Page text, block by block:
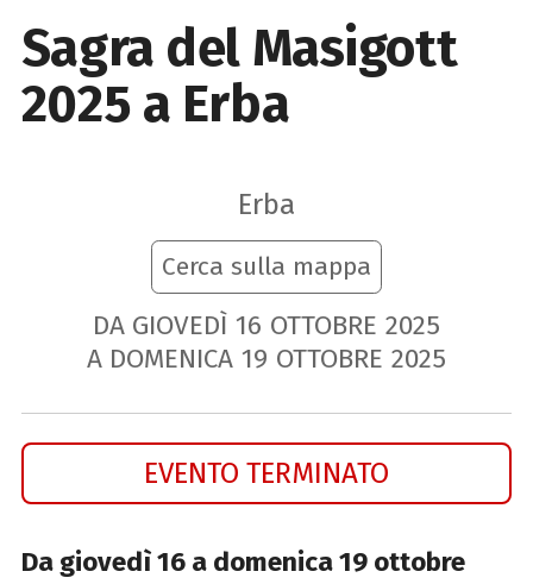
Sagra del Masigott
2025 a Erba
Erba
Cerca sulla mappa
DA GIOVEDÌ 16 OTTOBRE 2025
A DOMENICA 19 OTTOBRE 2025
EVENTO TERMINATO
Da giovedì 16 a domenica 19 ottobre